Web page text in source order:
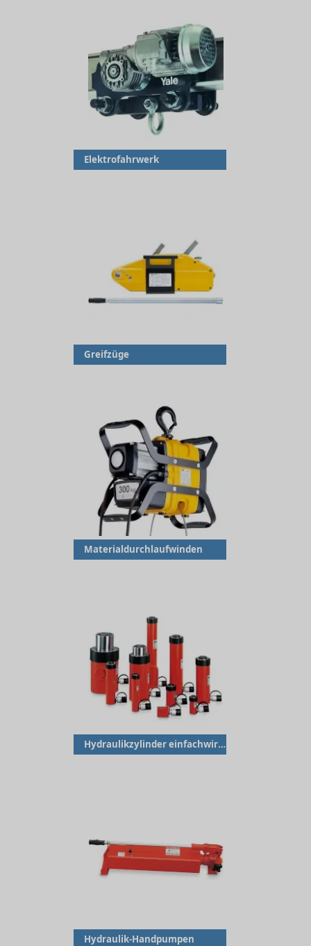
Elektrofahrwerk
Greifzüge
Materialdurchlaufwinden
Hydraulikzylinder einfachwirkend
Hydraulik-Handpumpen